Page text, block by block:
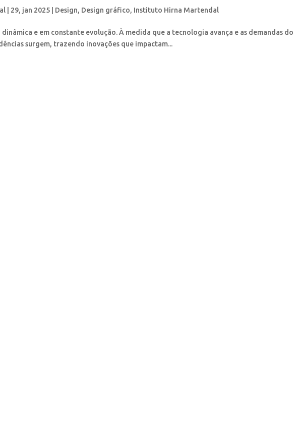
29, jan 2025 Design, Design gráfico, Instituto Hirna Martendal
e em constante evolução. À medida que a tecnologia avança e as demandas do
surgem, trazendo inovações que impactam...